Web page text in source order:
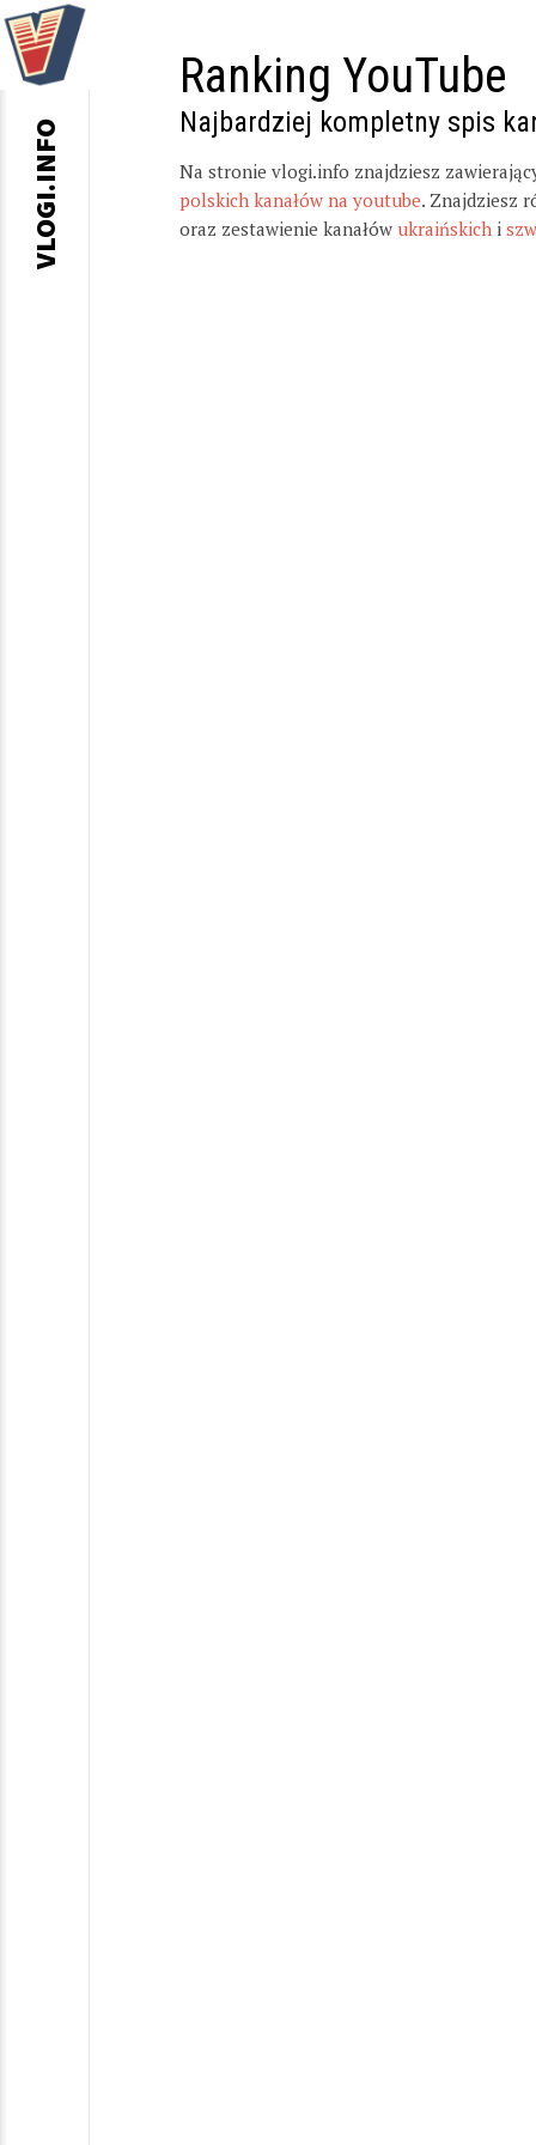
Ranking YouTube
Najbardziej kompletny spis
Na stronie vlogi.info znajdziesz
polskich kanałów na youtube. Znajdziesz
oraz zestawienie kanałów ukraińskich i
VLOGI.INFO